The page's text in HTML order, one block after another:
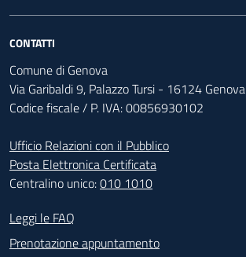
CONTATTI
Comune di Genova
Via Garibaldi 9, Palazzo Tursi - 16124 Genova
Codice fiscale / P. IVA: 00856930102
Ufficio Relazioni con il Pubblico
Posta Elettronica Certificata
Centralino unico:010 1010
Footer - Contatti
Leggi le FAQ
Prenotazione appuntamento